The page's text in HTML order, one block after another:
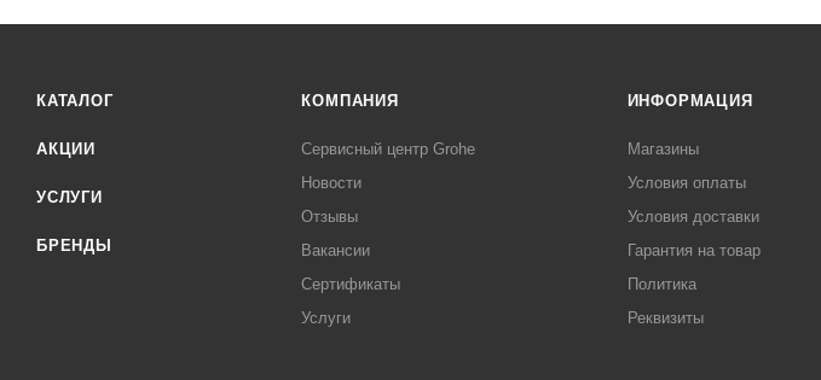
КАТАЛОГ
АКЦИИ
УСЛУГИ
БРЕНДЫ
КОМПАНИЯ
Сервисный центр Grohe
Новости
Отзывы
Вакансии
Сертификаты
Услуги
ИНФОРМАЦИЯ
Магазины
Условия оплаты
Условия доставки
Гарантия на товар
Политика
Реквизиты